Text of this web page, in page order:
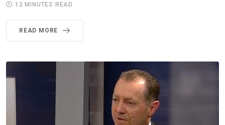
12 MINUTES READ
READ MORE